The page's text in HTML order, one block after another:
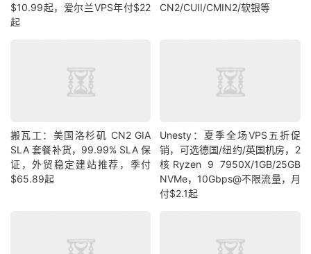
$10.99起，爱尔兰VPS年付$22
起
CN2/CUII/CMIN2/软银等
搬瓦工：美国洛杉矶 CN2 GIA
SLA 套餐补货，99.99% SLA 保
证，外贸稳定建站推荐，季付
$65.89起
Unesty：夏季全场VPS五折促
销，可选德国/纽约/英国机房，2
核Ryzen 9 7950X/1GB/25GB
NVMe，10Gbps@不限流量，月
付$2.1起